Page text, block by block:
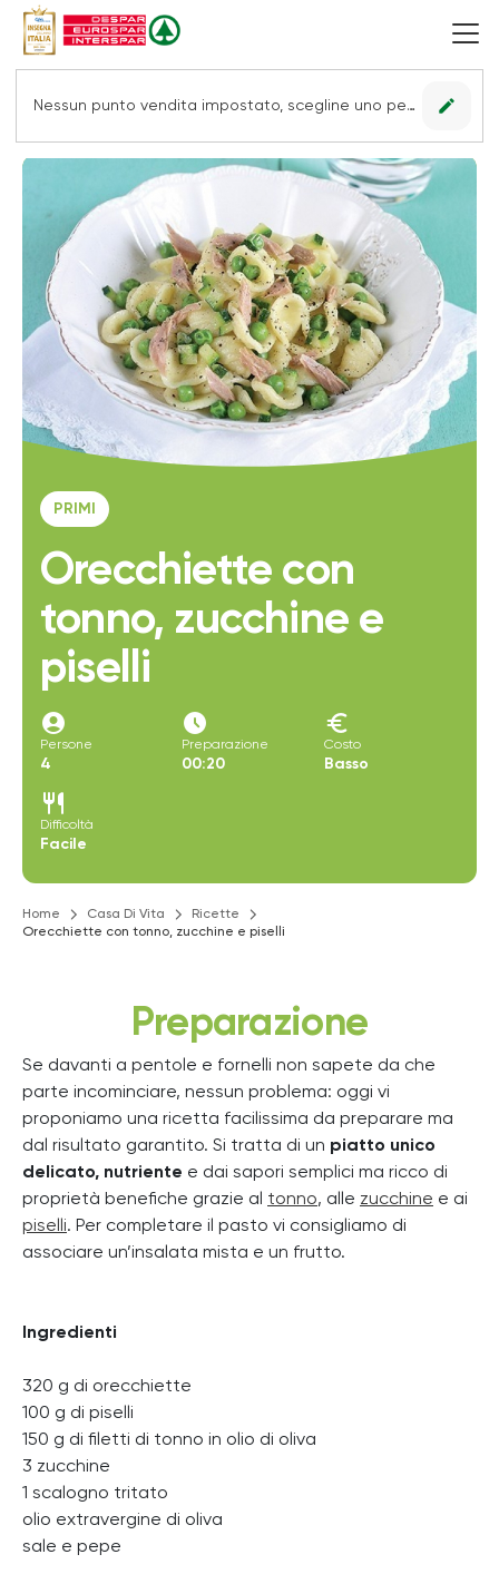
Nessun punto vendita impostato, scegline uno per vedere le offerte. edit
PRIMI
Orecchiette con
tonno, zucchine e
piselli
account_circle
Persone
4
access_time_filled
Preparazione
00:20
euro
Costo
Basso
restaurant
Difficoltà
Facile
Home Casa Di Vita
Ricette
Orecchiette con tonno, zucchine e piselli
Preparazione
Se davanti a pentole e fornelli non sapete da che
parte incominciare, nessun problema: oggi vi
proponiamo una ricetta facilissima da preparare ma
dal risultato garantito. Si tratta di un piatto unico
delicato, nutriente e dai sapori semplici ma ricco di
proprietà benefiche grazie al tonno, alle zucchine e ai
piselli. Per completare il pasto vi consigliamo di
associare un’insalata mista e un frutto.
Ingredienti
320 g di orecchiette
100 g di piselli
150 g di filetti di tonno in olio di oliva
3 zucchine
1 scalogno tritato
olio extravergine di oliva
sale e pepe